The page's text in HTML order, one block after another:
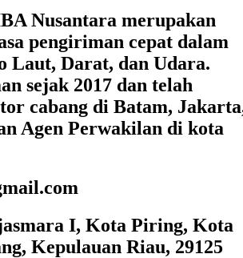
Nusantara merupakan
pengiriman cepat dalam
Laut, Darat, dan Udara.
sejak 2017 dan telah
cabang di Batam,
Agen Perwakilan di kota
I, Kota Piring, Kota
Kepulauan Riau, 29125